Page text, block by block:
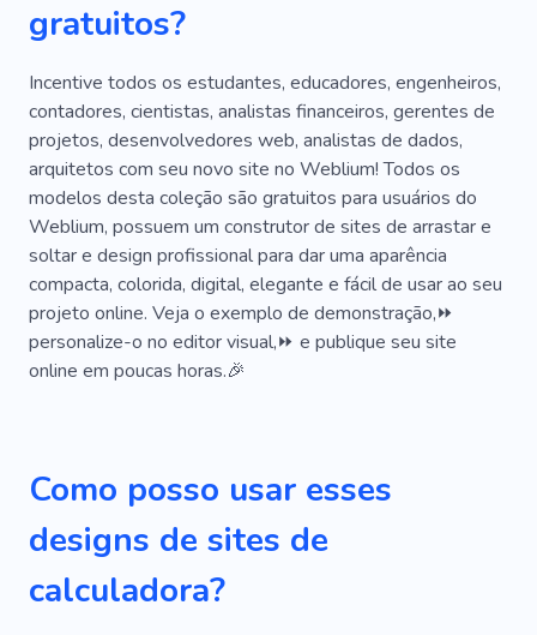
Consulta
Ortodontista
Figma
Rádio
Centenas
Papel Principal
Equipamento
Rango
Lados Status
Folheto
Caso
Canal Cliente
Experiência
Porcaria
Revisão Rápido
Procurar
Mesa
Limpeza Afinação
Banco
Editor
Pessoal
Astrologia
Economia
Relatórios Comprar
Serviços Profissionais
gratuitos?
Incentive todos os estudantes, educadores, engenheiros,
contadores, cientistas, analistas financeiros, gerentes de
projetos, desenvolvedores web, analistas de dados,
arquitetos com seu novo site no Weblium! Todos os
modelos desta coleção são gratuitos para usuários do
Weblium, possuem um construtor de sites de arrastar e
soltar e design profissional para dar uma aparência
compacta, colorida, digital, elegante e fácil de usar ao seu
projeto online. Veja o exemplo de demonstração,⏩
personalize-o no editor visual,⏩ e publique seu site
online em poucas horas.🎉
Como posso usar esses
designs de sites de
calculadora?